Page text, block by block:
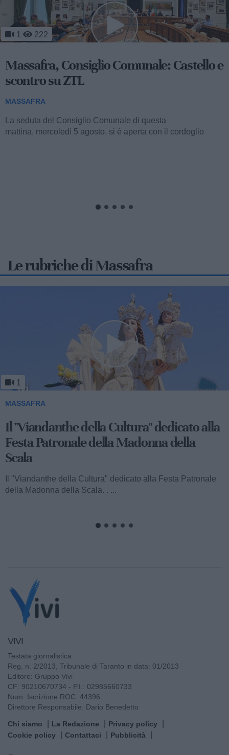
340
Massafra, Futuro Nazionale:
MASSAFRA
Le rubriche di Massafra
1
MASSAFRA
Viandanthe della Cultura: la "Chiesa
Rupestre della Buona Nuova"
Ecco a voi il terzo speciale del "Viandanthe della Cultura"
dedicato alla Madonna della Scala. Vi porteremo alla
scoperta della "Chiesa...
VIVI
Testata giornalistica
Reg. n. 2/2013, Tribunale di Taranto in data: 01/2013
Editore: Gruppo Vivi
CF: 90210670734 - P.I.: 02985660733
Num. Iscrizione ROC: 44396
Direttore Responsabile: Dario Benedetto
Chi siamo La Redazione
Privacy policy
Cookie policy
Contattaci Pubblicità